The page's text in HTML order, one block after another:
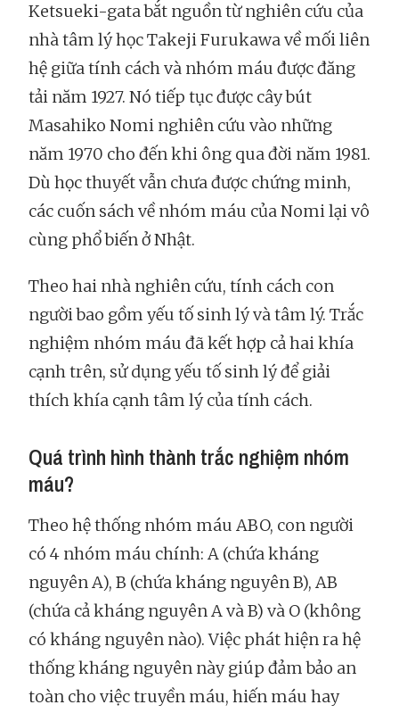
Ketsueki-gata bắt nguồn từ nghiên cứu của
nhà tâm lý học Takeji Furukawa về mối liên
hệ giữa tính cách và nhóm máu được đăng
tải năm 1927. Nó tiếp tục được cây bút
Masahiko Nomi nghiên cứu vào những
năm 1970 cho đến khi ông qua đời năm 1981.
Dù học thuyết vẫn chưa được chứng minh,
các cuốn sách về nhóm máu của Nomi lại vô
cùng phổ biến ở Nhật.
Theo hai nhà nghiên cứu, tính cách con
người bao gồm yếu tố sinh lý và tâm lý. Trắc
nghiệm nhóm máu đã kết hợp cả hai khía
cạnh trên, sử dụng yếu tố sinh lý để giải
thích khía cạnh tâm lý của tính cách.
Quá trình hình thành trắc nghiệm nhóm
máu?
Theo hệ thống nhóm máu ABO, con người
có 4 nhóm máu chính: A (chứa kháng
nguyên A), B (chứa kháng nguyên B), AB
(chứa cả kháng nguyên A và B) và O (không
có kháng nguyên nào). Việc phát hiện ra hệ
thống kháng nguyên này giúp đảm bảo an
toàn cho việc truyền máu, hiến máu hay